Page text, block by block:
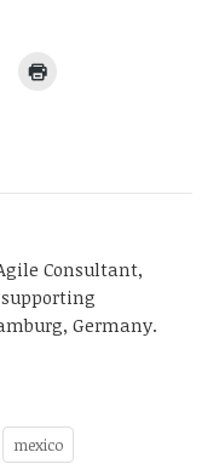
Consultant,
Germany.
mexico